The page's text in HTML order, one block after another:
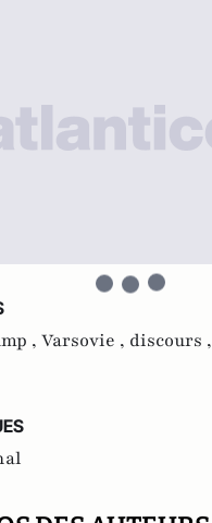
, Varsovie , discours ,